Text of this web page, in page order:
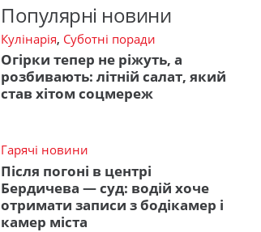
Популярні новини
Кулінарія, Суботні поради
Огірки тепер не ріжуть, а
розбивають: літній салат, який
став хітом соцмереж
Гарячі новини
Після погоні в центрі
Бердичева — суд: водій хоче
отримати записи з бодікамер і
камер міста